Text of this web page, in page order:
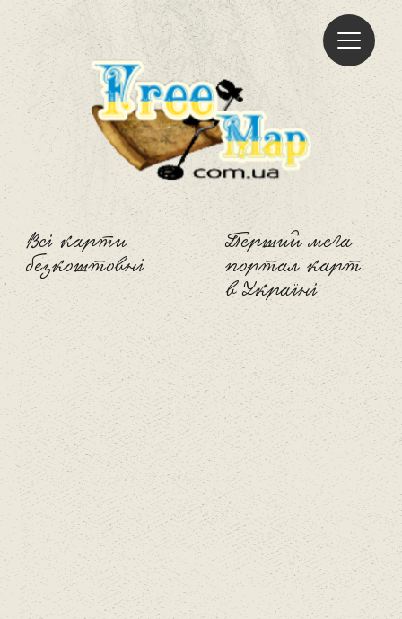
Всі карти
безкоштовні
Freemap
Перший мега
портал карт
в Україні